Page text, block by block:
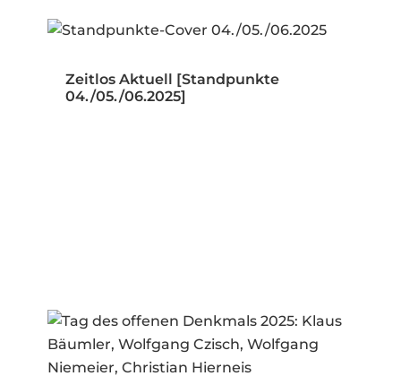
Zeitlos Aktuell [Standpunkte
04./05./06.2025]